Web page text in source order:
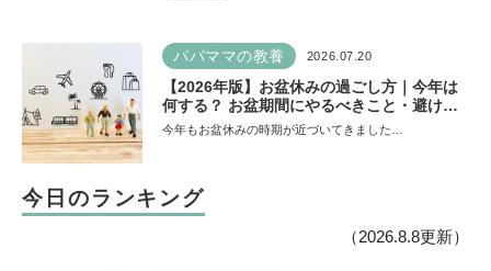
パパママの教養 2026.07.20
【2026年版】お盆休みの過ごし方｜今年は
何する？ お盆期間にやるべきこと・避ける
ことは
今年もお盆休みの時期が近づいてきました…
今日のランキング
（2026.8.8更新）